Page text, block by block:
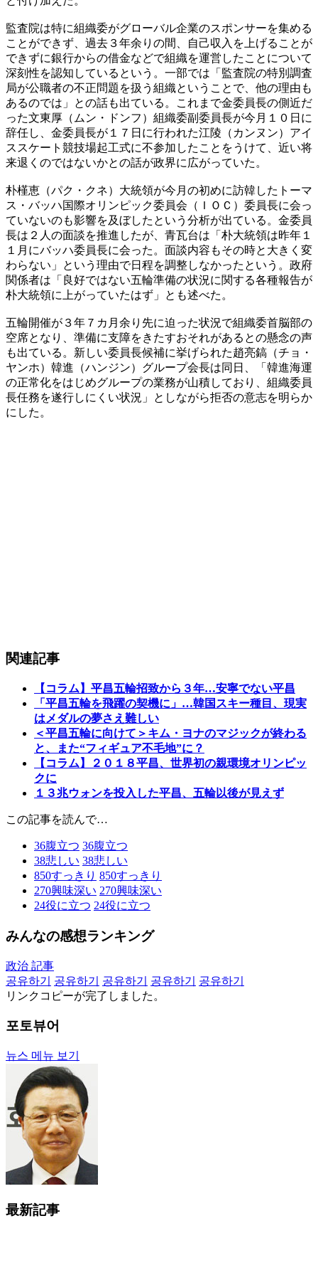
監査院は特に組織委がグローバル企業のスポンサーを集める
ことができず、過去３年余りの間、自己収入を上げることが
できずに銀行からの借金などで組織を運営したことについて
深刻性を認知しているという。一部では「監査院の特別調査
局が公職者の不正問題を扱う組織ということで、他の理由も
あるのでは」との話も出ている。これまで金委員長の側近だ
った文東厚（ムン・ドンフ）組織委副委員長が今月１０日に
辞任し、金委員長が１７日に行われた江陵（カンヌン）アイ
ススケート競技場起工式に不参加したことをうけて、近い将
来退くのではないかとの話が政界に広がっていた。
朴槿恵（パク・クネ）大統領が今月の初めに訪韓したトーマ
ス・バッハ国際オリンピック委員会（ＩＯＣ）委員長に会っ
ていないのも影響を及ぼしたという分析が出ている。金委員
長は２人の面談を推進したが、青瓦台は「朴大統領は昨年１
１月にバッハ委員長に会った。面談内容もその時と大きく変
わらない」という理由で日程を調整しなかったという。政府
関係者は「良好ではない五輪準備の状況に関する各種報告が
朴大統領に上がっていたはず」とも述べた。
五輪開催が３年７カ月余り先に迫った状況で組織委首脳部の
空席となり、準備に支障をきたすおそれがあるとの懸念の声
も出ている。新しい委員長候補に挙げられた趙亮鎬（チョ・
ヤンホ）韓進（ハンジン）グループ会長は同日、「韓進海運
の正常化をはじめグループの業務が山積しており、組織委員
長任務を遂行しにくい状況」としながら拒否の意志を明らか
にした。
関連記事
【コラム】平昌五輪招致から３年…安寧でない平昌
「平昌五輪を飛躍の契機に」…韓国スキー種目、現実
はメダルの夢さえ難しい
＜平昌五輪に向けて＞キム・ヨナのマジックが終わる
と、また“フィギュア不毛地”に？
【コラム】２０１８平昌、世界初の親環境オリンピッ
クに
１３兆ウォンを投入した平昌、五輪以後が見えず
この記事を読んで…
36腹立つ 36腹立つ
38悲しい 38悲しい
850すっきり 850すっきり
270興味深い 270興味深い
24役に立つ 24役に立つ
みんなの感想ランキング
政治 記事
공유하기
공유하기 공유하기 공유하기
공유하기
リンクコピーが完了しました。
포토뷰어
뉴스 메뉴 보기
最新記事